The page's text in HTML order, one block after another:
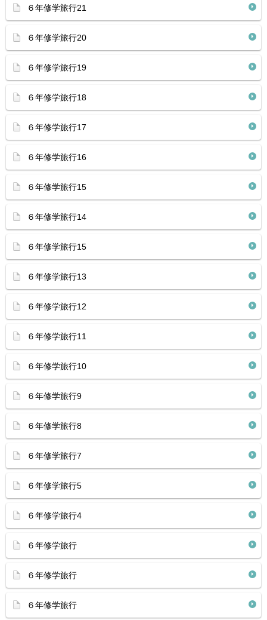
６年修学旅行21
６年修学旅行20
６年修学旅行19
６年修学旅行18
６年修学旅行17
６年修学旅行16
６年修学旅行15
６年修学旅行14
６年修学旅行15
６年修学旅行13
６年修学旅行12
６年修学旅行11
６年修学旅行10
６年修学旅行9
６年修学旅行8
６年修学旅行7
６年修学旅行5
６年修学旅行4
６年修学旅行
６年修学旅行
６年修学旅行